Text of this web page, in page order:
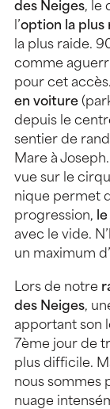
des Neiges, le
l’option la plus
la plus raide.
comme
pour cet accès.
en voiture
depuis le
sentier de
Mare à
vue sur le
nique permet
progression,
avec le vide.
un maximum
Lors de notre
des Neiges,
apportant son
7ème jour de
plus difficile.
nous sommes
nuage